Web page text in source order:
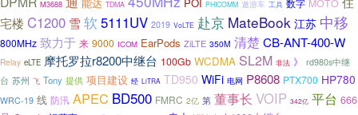
M3688 TDMA PHICOMM 遨游车 工具 数字 MOTO
宅楼 C1200 雪 软 5111UV 2019 VoLTE 赴京 MateBook 江苏 中移
800MHz 致力于 来 9000 ICOM EarPods ZiLTE 350M 清楚CB-ANT-400-W
Relay eLTE 摩托罗拉r8200中继台 100Gb WCDMA SL2M 非法 》
rd980s中继
台 苏州 飞 Tony 提供 项目建设 经 LiTRA TD950 WiFi 电网 P8608 PTX700 HP780
WRC-19 线 防汛 APEC BD500 FMRC 2亿 第 董事长 VOIP 342亿 平台 666